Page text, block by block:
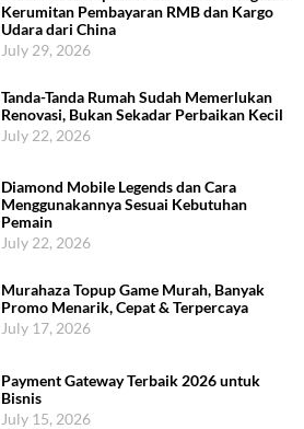
Kerumitan Pembayaran RMB dan Kargo
Udara dari China
July 29, 2026
Tanda-Tanda Rumah Sudah Memerlukan
Renovasi, Bukan Sekadar Perbaikan Kecil
July 22, 2026
Diamond Mobile Legends dan Cara
Menggunakannya Sesuai Kebutuhan
Pemain
July 22, 2026
Murahaza Topup Game Murah, Banyak
Promo Menarik, Cepat & Terpercaya
July 17, 2026
Payment Gateway Terbaik 2026 untuk
Bisnis
July 15, 2026